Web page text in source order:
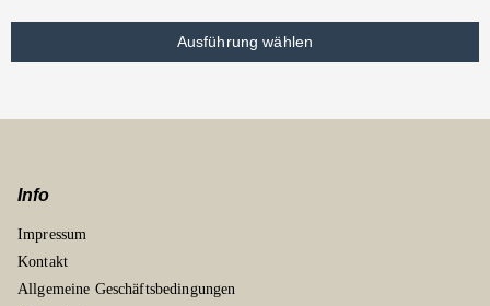
Ausführung wählen
Info
Impressum
Kontakt
Allgemeine Geschäftsbedingungen